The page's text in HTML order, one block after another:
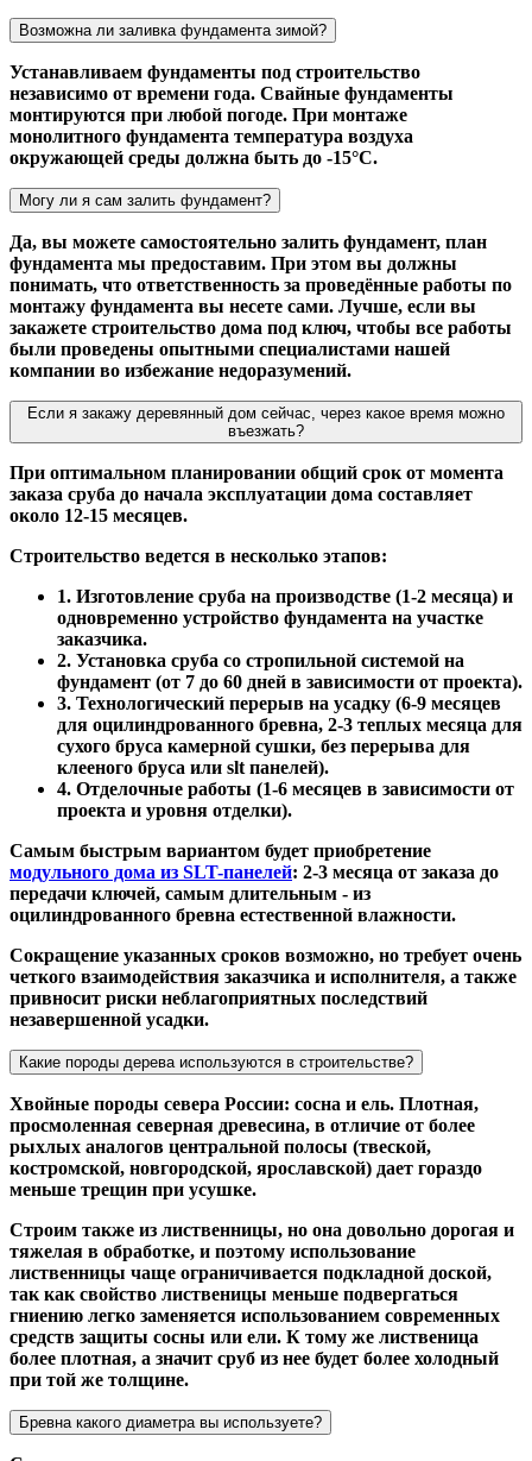
Возможна ли заливка фундамента зимой?
Устанавливаем фундаменты под строительство
независимо от времени года. Свайные фундаменты
монтируются при любой погоде. При монтаже
монолитного фундамента температура воздуха
окружающей среды должна быть до -15°С.
Могу ли я сам залить фундамент?
Да, вы можете самостоятельно залить фундамент, план
фундамента мы предоставим. При этом вы должны
понимать, что ответственность за проведённые работы по
монтажу фундамента вы несете сами. Лучше, если вы
закажете строительство дома под ключ, чтобы все работы
были проведены опытными специалистами нашей
компании во избежание недоразумений.
Если я закажу деревянный дом сейчас, через какое время можно
въезжать?
При оптимальном планировании общий срок от момента
заказа сруба до начала эксплуатации дома составляет
около 12-15 месяцев.
Строительство ведется в несколько этапов:
1. Изготовление сруба на производстве (1-2 месяца) и
одновременно устройство фундамента на участке
заказчика.
2. Установка сруба со стропильной системой на
фундамент (от 7 до 60 дней в зависимости от проекта).
3. Технологический перерыв на усадку (6-9 месяцев
для оцилиндрованного бревна, 2-3 теплых месяца для
сухого бруса камерной сушки, без перерыва для
клееного бруса или slt панелей).
4. Отделочные работы (1-6 месяцев в зависимости от
проекта и уровня отделки).
Самым быстрым вариантом будет приобретение
модульного дома из SLT-панелей: 2-3 месяца от заказа до
передачи ключей, самым длительным - из
оцилиндрованного бревна естественной влажности.
Сокращение указанных сроков возможно, но требует очень
четкого взаимодействия заказчика и исполнителя, а также
привносит риски неблагоприятных последствий
незавершенной усадки.
Какие породы дерева используются в строительстве?
Хвойные породы севера России: сосна и ель. Плотная,
просмоленная северная древесина, в отличие от более
рыхлых аналогов центральной полосы (твеской,
костромской, новгородской, ярославской) дает гораздо
меньше трещин при усушке.
Строим также из лиственницы, но она довольно дорогая и
тяжелая в обработке, и поэтому использование
лиственницы чаще ограничивается подкладной доской,
так как свойство лиственицы меньше подвергаться
гниению легко заменяется использованием современных
средств защиты сосны или ели. К тому же лиственица
более плотная, а значит сруб из нее будет более холодный
при той же толщине.
Бревна какого диаметра вы используете?